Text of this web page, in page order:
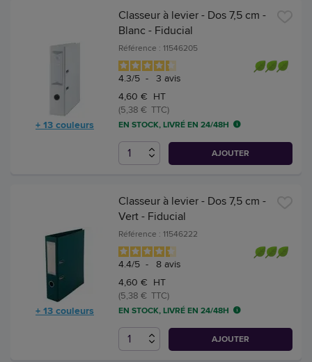
+ 13 couleurs
Classeur à levier - Dos 7,5 cm -
Blanc - Fiducial
Référence : 11546205
4.3/5 - 3 avis
4,60 € HT
(5,38 € TTC)
EN STOCK, LIVRÉ EN 24/48H
AJOUTER
+ 13 couleurs
Classeur à levier - Dos 7,5 cm -
Vert - Fiducial
Référence : 11546222
4.4/5 - 8 avis
4,60 € HT
(5,38 € TTC)
EN STOCK, LIVRÉ EN 24/48H
AJOUTER